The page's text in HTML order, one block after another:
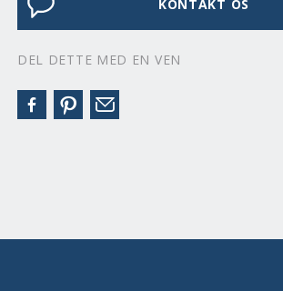
KONTAKT OS
DEL DETTE MED EN VEN